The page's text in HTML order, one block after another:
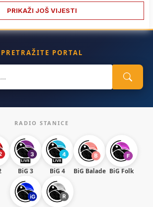
PRIKAŽI JOŠ VIJESTI
PRETRAŽITE PORTAL
RADIO STANICE
BiG 3 BiG 4 BiG Balade BiG Folk